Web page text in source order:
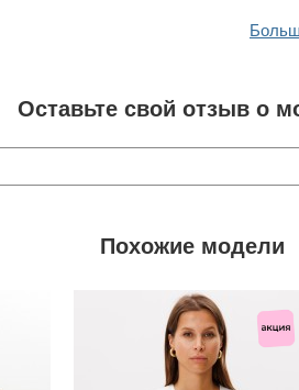
Оставьте свой отзыв о
Похожие модели